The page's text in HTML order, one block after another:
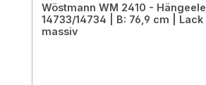
Wöstmann WM 2410 -
14733/14734 | B: 76,9 cm |
massiv